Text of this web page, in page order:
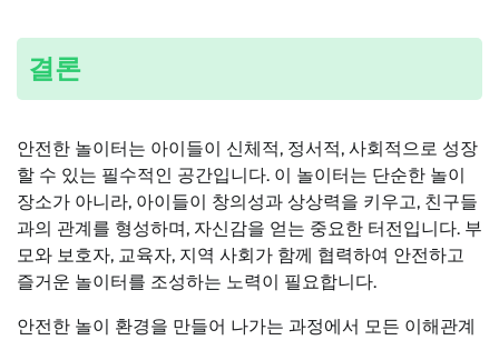
결론
안전한 놀이터는 아이들이 신체적, 정서적, 사회적으로 성장
할 수 있는 필수적인 공간입니다. 이 놀이터는 단순한 놀이
장소가 아니라, 아이들이 창의성과 상상력을 키우고, 친구들
과의 관계를 형성하며, 자신감을 얻는 중요한 터전입니다. 부
모와 보호자, 교육자, 지역 사회가 함께 협력하여 안전하고
즐거운 놀이터를 조성하는 노력이 필요합니다.
안전한 놀이 환경을 만들어 나가는 과정에서 모든 이해관계